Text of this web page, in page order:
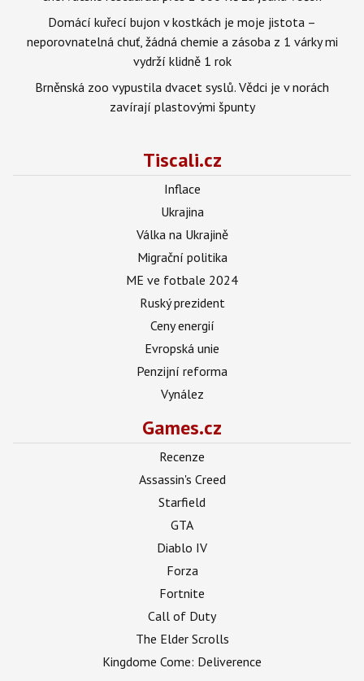
Domácí kuřecí bujon v kostkách je moje jistota –
neporovnatelná chuť, žádná chemie a zásoba z 1 várky mi
vydrží klidně 1 rok
Brněnská zoo vypustila dvacet syslů. Vědci je v norách
zavírají plastovými špunty
Tiscali.cz
Inflace
Ukrajina
Válka na Ukrajině
Migrační politika
ME ve fotbale 2024
Ruský prezident
Ceny energií
Evropská unie
Penzijní reforma
Vynález
Games.cz
Recenze
Assassin's Creed
Starfield
GTA
Diablo IV
Forza
Fortnite
Call of Duty
The Elder Scrolls
Kingdome Come: Deliverence